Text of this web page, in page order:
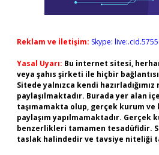
Reklam ve İletişim: Skype:
Yasal Uyarı: Bu internet sitesi,
veya şahıs şirketi ile hiçbir
Sitede yalnızca kendi
paylaşılmaktadır. Burada yer alan
taşımamakta olup, gerçek kurum ve
paylaşım yapılmamaktadır. Gerçek
benzerlikleri tamamen tesadüfidir.
taslak halindedir ve tavsiye niteliği